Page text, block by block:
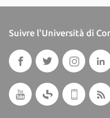
Suivre l'Università di